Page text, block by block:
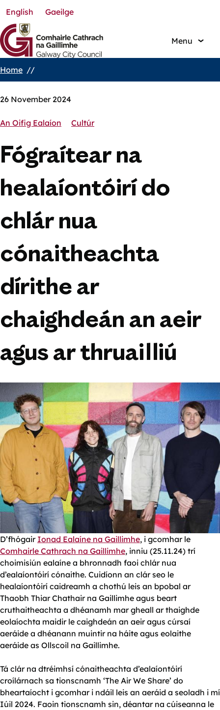
Skip
to
main
content
English Gaeilge
Menu
Breadcrumbs
Home
26 November 2024
An Oifig Ealaíon Cultúr
Fógraítear na
healaíontóirí do
chlár nua
cónaitheachta
dírithe ar
chaighdeán an aeir
agus ar thruailliú
D’fhógair Ionad Ealaíne na Gaillimhe, i gcomhar le
Comhairle Cathrach na Gaillimhe, inniu (25.11.24) trí
choimisiún ealaíne a bhronnadh faoi chlár nua
d’ealaíontóirí cónaithe. Cuidíonn an clár seo le
healaíontóirí caidreamh a chothú leis an bpobal ar
Thaobh Thiar Chathair na Gaillimhe agus beart
cruthaitheachta a dhéanamh mar gheall ar thaighde
eolaíochta maidir le caighdeán an aeir agus cúrsaí
aeráide a dhéanann muintir na háite agus eolaithe
aeráide as Ollscoil na Gaillimhe.
Tá clár na dtréimhsí cónaitheachta d’ealaíontóirí
croílárnach sa tionscnamh ‘The Air We Share’ do
bheartaíocht i gcomhar i ndáil leis an aeráid a seoladh i mí
Iúil 2024. Faoin tionscnamh sin, déantar na cúiseanna le